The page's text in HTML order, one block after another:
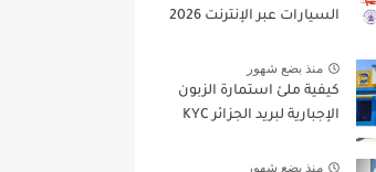
السيارات عبر الإنترنت 2026
منذ بضع شهور
كيفية ملئ استمارة الزبون
الإجبارية لبريد الجزائر KYC
منذ بضع شهور